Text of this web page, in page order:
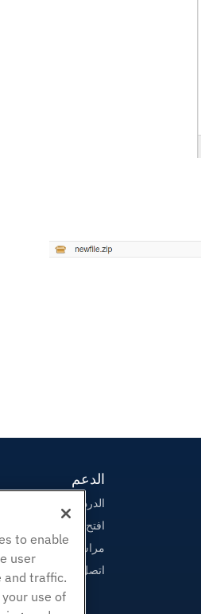
الدعم
الدردشة الحية معنا
افتح تذكرة الدعم
مراسلتنا على البريد
اتصل بنا (888) 404-1279
to enable
user
and traffic.
use of